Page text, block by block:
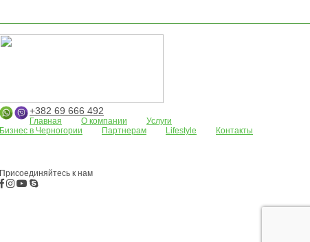
+382 69 666 492
Главная О компании
Услуги
Бизнес в Черногории
Партнерам Lifestyle Контакты
Присоединяйтесь к нам